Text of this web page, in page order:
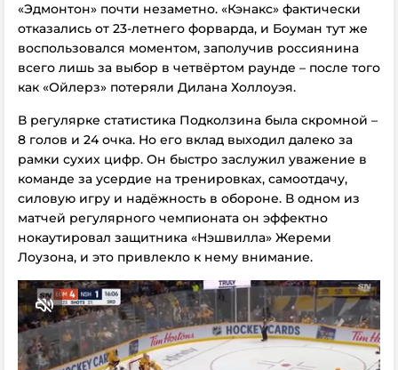
«Эдмонтон» почти незаметно. «Кэнакс» фактически
отказались от 23-летнего форварда, и Боуман тут же
воспользовался моментом, заполучив россиянина
всего лишь за выбор в четвёртом раунде – после того
как «Ойлерз» потеряли Дилана Холлоуэя.
В регулярке статистика Подколзина была скромной –
8 голов и 24 очка. Но его вклад выходил далеко за
рамки сухих цифр. Он быстро заслужил уважение в
команде за усердие на тренировках, самоотдачу,
силовую игру и надёжность в обороне. В одном из
матчей регулярного чемпионата он эффектно
нокаутировал защитника «Нэшвилла» Жереми
Лоузона, и это привлекло к нему внимание.